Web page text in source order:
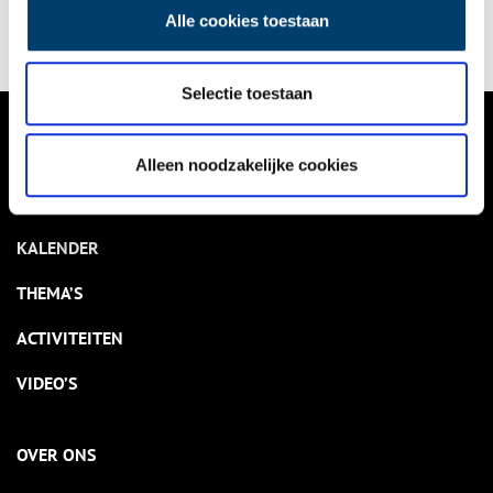
Alle cookies toestaan
Selectie toestaan
Alleen noodzakelijke cookies
opstijgen vanaf de Buitenveldertbaan: ‘Een prachtgezicht’.
NIEUWS
KALENDER
THEMA’S
ACTIVITEITEN
VIDEO’S
OVER ONS